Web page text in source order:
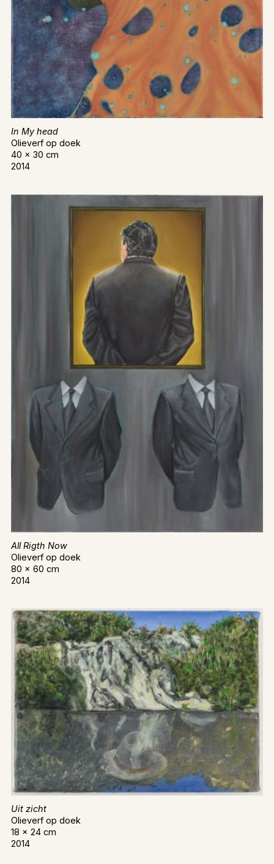
In My head
Olieverf op doek
40 x 30 cm
2014
All Rigth Now
Olieverf op doek
80 x 60 cm
2014
Uit zicht
Olieverf op doek
18 x 24 cm
2014